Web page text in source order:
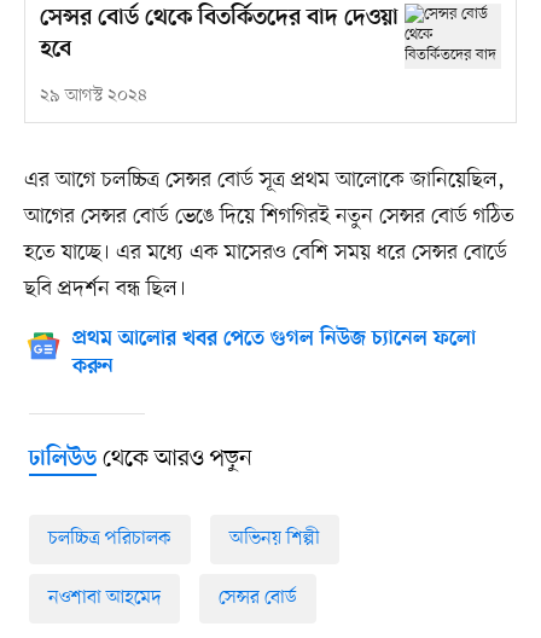
সেন্সর বোর্ড থেকে বিতর্কিতদের বাদ দেওয়া
হবে
২৯ আগস্ট ২০২৪
এর আগে চলচ্চিত্র সেন্সর বোর্ড সূত্র প্রথম আলোকে জানিয়েছিল,
আগের সেন্সর বোর্ড ভেঙে দিয়ে শিগগিরই নতুন সেন্সর বোর্ড গঠিত
হতে যাচ্ছে। এর মধ্যে এক মাসেরও বেশি সময় ধরে সেন্সর বোর্ডে
ছবি প্রদর্শন বন্ধ ছিল।
প্রথম আলোর খবর পেতে গুগল নিউজ চ্যানেল ফলো
করুন
ঢালিউডথেকে আরও পড়ুন
চলচ্চিত্র পরিচালক অভিনয় শিল্পী
নওশাবা আহমেদ সেন্সর বোর্ড